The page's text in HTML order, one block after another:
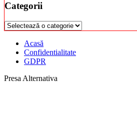
Categorii
Categorii
Acasă
Confidentialitate
GDPR
Presa Alternativa